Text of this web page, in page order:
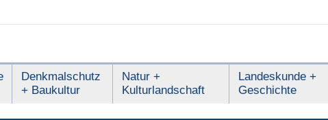
Denkmalschutz
+ Baukultur
Natur +
Kulturlandschaft
Landeskunde +
Geschichte